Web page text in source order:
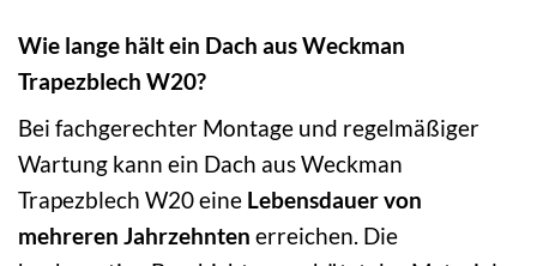
Wie lange hält ein Dach aus Weckman
Trapezblech W20?
Bei fachgerechter Montage und regelmäßiger
Wartung kann ein Dach aus Weckman
Trapezblech W20 eine Lebensdauer von
mehreren Jahrzehnten erreichen. Die